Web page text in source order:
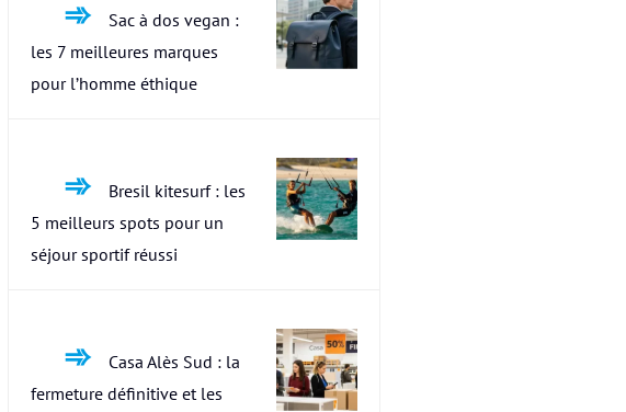
Sac à dos vegan :
les 7 meilleures marques
pour l’homme éthique
Bresil kitesurf : les
5 meilleurs spots pour un
séjour sportif réussi
Casa Alès Sud : la
fermeture définitive et les